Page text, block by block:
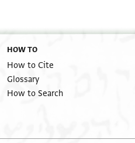
HOW TO
How to Cite
Glossary
How to Search